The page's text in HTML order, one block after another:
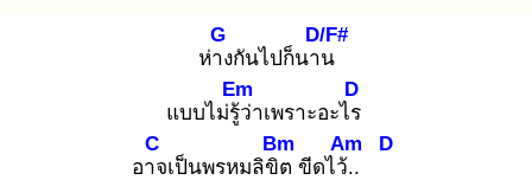
ห่าง
G
กันไปก็นาน
D/F#
แบบไม่รู้ว่
Em
าเพราะอะไร
D
อาจ
C
เป็นพรหมลิขิต
Bm
ขีดไว้..
Am D